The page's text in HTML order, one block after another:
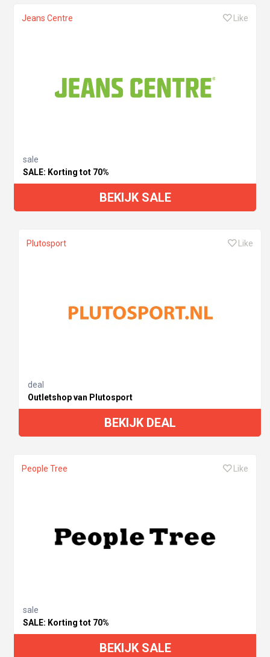
Jeans Centre Like
sale
SALE: Korting tot 70%
BEKIJK SALE
Plutosport Like
deal
Outletshop van Plutosport
BEKIJK DEAL
People Tree Like
sale
SALE: Korting tot 70%
BEKIJK SALE